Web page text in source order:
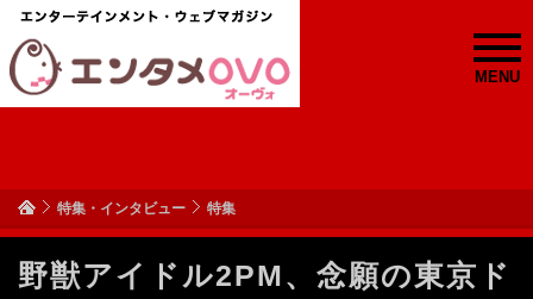
MENU
特集・インタビュー 特集
野獣アイドル2PM、念願の東京ド